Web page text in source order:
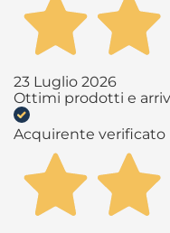
23 Luglio 2026
Ottimi prodotti e
Acquirente verificato